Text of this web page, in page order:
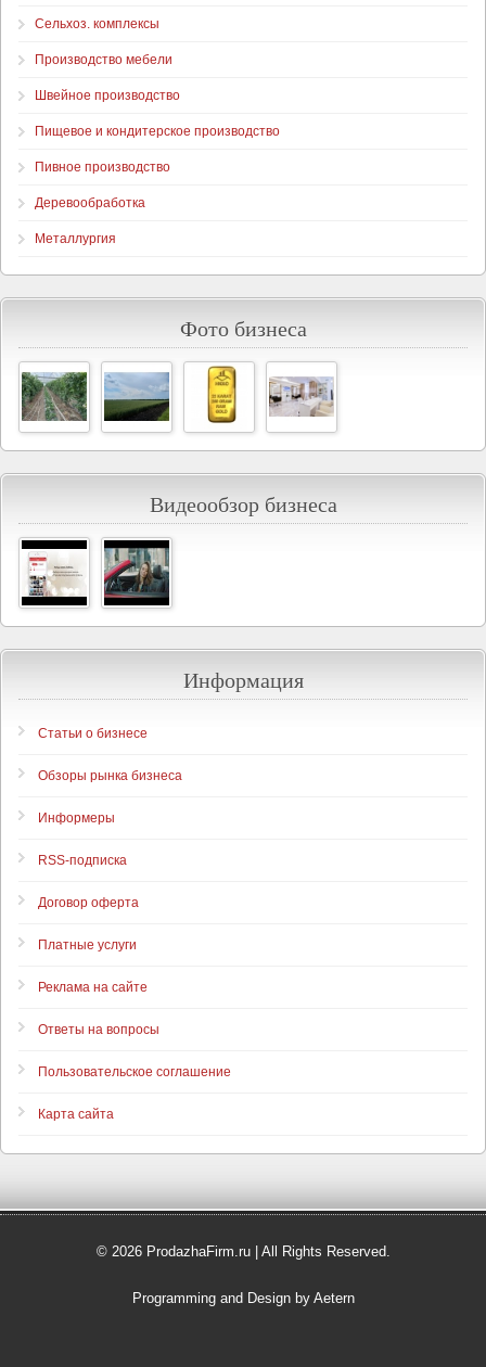
Сельхоз. комплексы
Производство мебели
Швейное производство
Пищевое и кондитерское производство
Пивное производство
Деревообработка
Металлургия
Фото бизнеса
Видеообзор бизнеса
Информация
Статьи о бизнесе
Обзоры рынка бизнеса
Информеры
RSS-подписка
Договор оферта
Платные услуги
Реклама на сайте
Ответы на вопросы
Пользовательское соглашение
Карта сайта
© 2026 ProdazhaFirm.ru | All Rights Reserved.
Programming and Design by Aetern